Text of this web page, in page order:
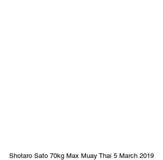
Shotaro Sato 70kg Max Muay Thai 5 March 2019